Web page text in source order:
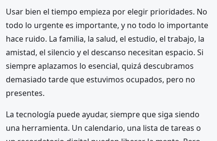
Usar bien el tiempo empieza por elegir prioridades. No
todo lo urgente es importante, y no todo lo importante
hace ruido. La familia, la salud, el estudio, el trabajo, la
amistad, el silencio y el descanso necesitan espacio. Si
siempre aplazamos lo esencial, quizá descubramos
demasiado tarde que estuvimos ocupados, pero no
presentes.
La tecnología puede ayudar, siempre que siga siendo
una herramienta. Un calendario, una lista de tareas o